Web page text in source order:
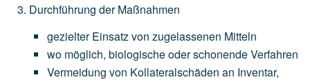
Durchführung der Maßnahmen
gezielter Einsatzvon zugelassenen Mitteln
wo möglich, biologischeoderschonendeVerfahren
Vermeidung von Kollateralschäden an Inventar,